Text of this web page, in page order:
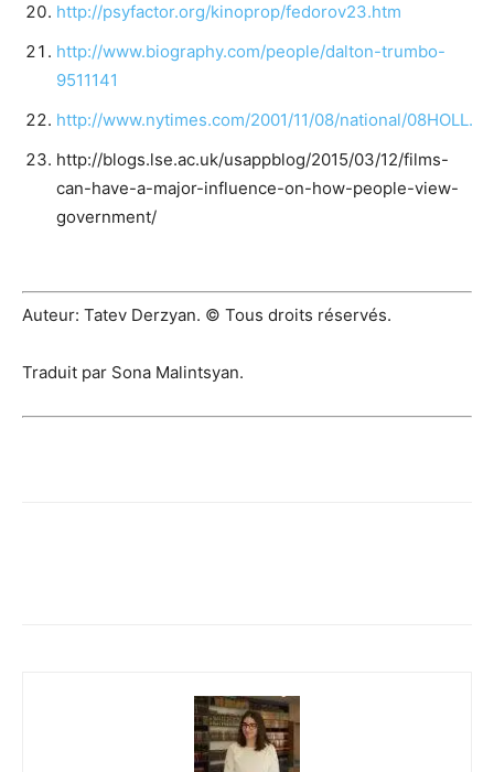
http://psyfactor.org/kinoprop/fedorov23.htm
http://www.biography.com/people/dalton-trumbo-
9511141
http://www.nytimes.com/2001/11/08/national/
http://blogs.lse.ac.uk/usappblog/2015/03/12/films-
can-have-a-major-influence-on-how-people-view-
government/
Auteur: Tatev Derzyan. © Tous droits réservés.
Traduit par Sona Malintsyan.